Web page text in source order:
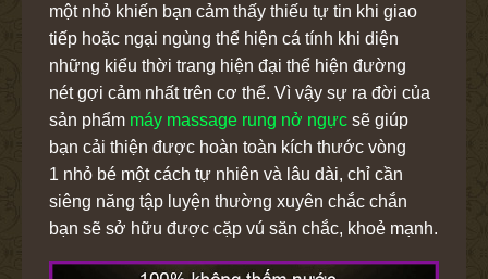
một nhỏ khiến bạn cảm thấy thiếu tự tin khi giao
tiếp hoặc ngại ngùng thể hiện cá tính khi diện
những kiểu thời trang hiện đại thể hiện đường
nét gợi cảm nhất trên cơ thể. Vì vậy sự ra đời của
sản phẩm máy massage rung nở ngực sẽ giúp
bạn cải thiện được hoàn toàn kích thước vòng
1 nhỏ bé một cách tự nhiên và lâu dài, chỉ cần
siêng năng tập luyện thường xuyên chắc chắn
bạn sẽ sở hữu được cặp vú săn chắc, khoẻ mạnh.